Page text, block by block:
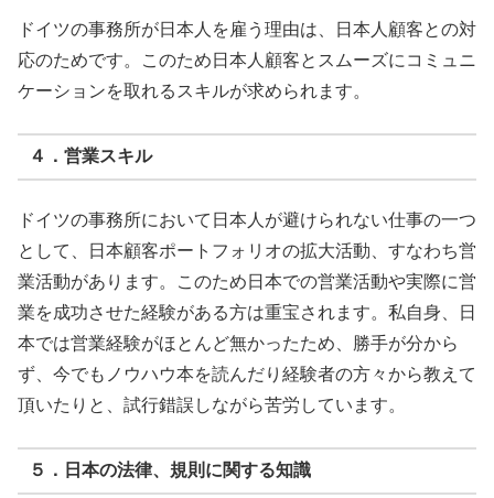
ドイツの事務所が日本人を雇う理由は、日本人顧客との対
応のためです。このため日本人顧客とスムーズにコミュニ
ケーションを取れるスキルが求められます。
４．営業スキル
ドイツの事務所において日本人が避けられない仕事の一つ
として、日本顧客ポートフォリオの拡大活動、すなわち営
業活動があります。このため日本での営業活動や実際に営
業を成功させた経験がある方は重宝されます。私自身、日
本では営業経験がほとんど無かったため、勝手が分から
ず、今でもノウハウ本を読んだり経験者の方々から教えて
頂いたりと、試行錯誤しながら苦労しています。
５．日本の法律、規則に関する知識